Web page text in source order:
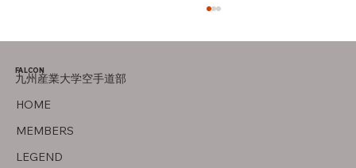
竜泉寺の湯！
HOME
MEMBERS
LEGEND
FALCON
九州産業大学空手道部